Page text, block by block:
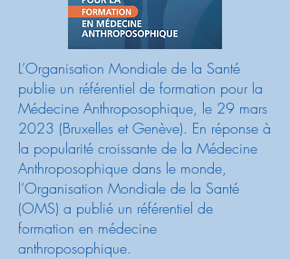
L’Organisation Mondiale de la Santé
publie un référentiel de formation pour la
Médecine Anthroposophique, le 29 mars
2023 (Bruxelles et Genève). En réponse à
la popularité croissante de la Médecine
Anthroposophique dans le monde,
l’Organisation Mondiale de la Santé
(OMS) a publié un référentiel de
formation en médecine
anthroposophique.